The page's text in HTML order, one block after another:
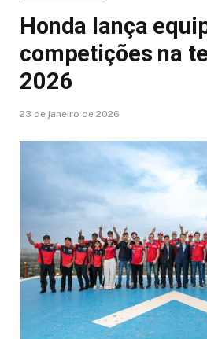
Honda lança
competições na
2026
23 de janeiro de 2026